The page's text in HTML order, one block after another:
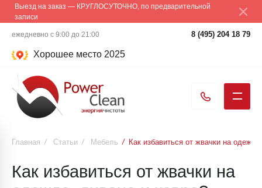
Выезд на заказ — КРУГЛОСУТОЧНО, по предварительной
записи
ежедневно с 9:00 до 21:00 8 (495) 204 18 79
Хорошее место 2025
Главная / Статьи / Мебель / Как избавиться от жвачки на
Как избавиться от жвачки на